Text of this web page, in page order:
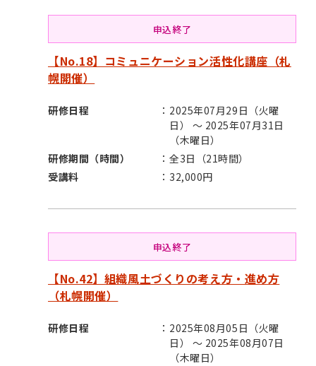
申込終了
【No.18】コミュニケーション活性化講座（札
幌開催）
研修日程
2025年07月29日（火曜
日） ～ 2025年07月31日
（木曜日）
研修期間（時間）
全3日（21時間）
受講料
32,000円
申込終了
【No.42】組織風土づくりの考え方・進め方
（札幌開催）
研修日程
2025年08月05日（火曜
日） ～ 2025年08月07日
（木曜日）